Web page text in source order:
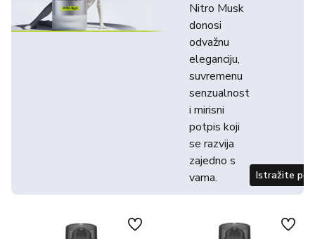
Nitro Musk
donosi
odvažnu
eleganciju,
suvremenu
senzualnost
i mirisni
potpis koji
se razvija
zajedno s
vama.
Istražite